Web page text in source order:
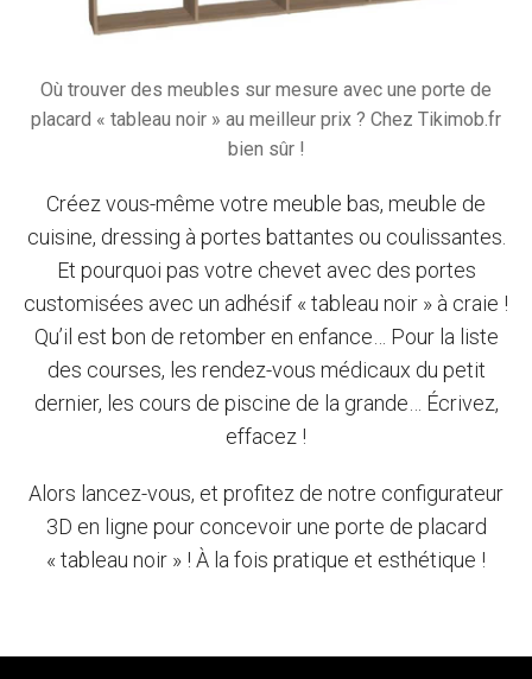
Où trouver des meubles sur mesure avec une porte de
placard « tableau noir » au meilleur prix ? Chez Tikimob.fr
bien sûr !
Créez vous-même votre meuble bas, meuble de
cuisine, dressing à portes battantes ou coulissantes.
Et pourquoi pas votre chevet avec des portes
customisées avec un adhésif « tableau noir » à craie !
Qu’il est bon de retomber en enfance… Pour la liste
des courses, les rendez-vous médicaux du petit
dernier, les cours de piscine de la grande… Écrivez,
effacez !
Alors lancez-vous, et profitez de notre configurateur
3D en ligne pour concevoir une porte de placard
« tableau noir » ! À la fois pratique et esthétique !